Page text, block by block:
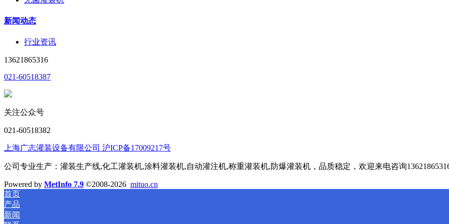
新闻动态
行业资讯
13621865316
021-60518387
关注公众号
021-60518382
上海广志灌装设备有限公司 沪ICP备17009217号
公司专业生产：灌装生产线,化工灌装机,涂料灌装机,自动灌注机,称重灌装机,防爆灌装机，品质稳定，欢迎来电咨询
Powered by MetInfo 7.9 ©2008-2026 mituo.cn
首页
产品
新闻